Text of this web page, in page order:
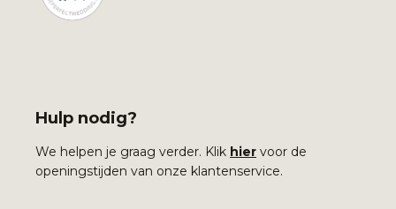
Hulp nodig?
We helpen je graag verder. Klik hier voor de
openingstijden van onze klantenservice.